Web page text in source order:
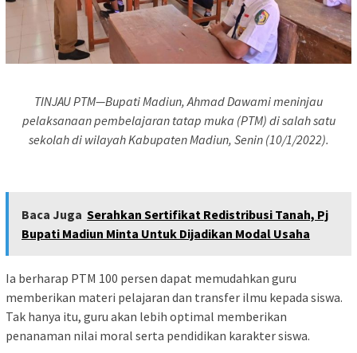
TINJAU PTM—Bupati Madiun, Ahmad Dawami meninjau
pelaksanaan pembelajaran tatap muka (PTM) di salah satu
sekolah di wilayah Kabupaten Madiun, Senin (10/1/2022).
Baca Juga Serahkan Sertifikat Redistribusi Tanah, Pj
Bupati Madiun Minta Untuk Dijadikan Modal Usaha
Ia berharap PTM 100 persen dapat memudahkan guru
memberikan materi pelajaran dan transfer ilmu kepada siswa.
Tak hanya itu, guru akan lebih optimal memberikan
penanaman nilai moral serta pendidikan karakter siswa.